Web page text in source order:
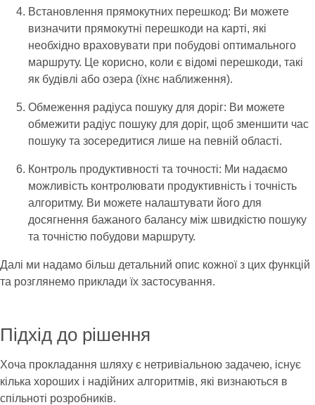
Встановлення прямокутних перешкод: Ви можете
визначити прямокутні перешкоди на карті, які
необхідно враховувати при побудові оптимального
маршруту. Це корисно, коли є відомі перешкоди, такі
як будівлі або озера (їхнє наближення).
Обмеження радіуса пошуку для доріг: Ви можете
обмежити радіус пошуку для доріг, щоб зменшити час
пошуку та зосередитися лише на певній області.
Контроль продуктивності та точності: Ми надаємо
можливість контролювати продуктивність і точність
алгоритму. Ви можете налаштувати його для
досягнення бажаного балансу між швидкістю пошуку
та точністю побудови маршруту.
Далі ми надамо більш детальний опис кожної з цих функцій
та розглянемо приклади їх застосування.
Підхід до рішення
Хоча прокладання шляху є нетривіальною задачею, існує
кілька хороших і надійних алгоритмів, які визнаються в
спільноті розробників.